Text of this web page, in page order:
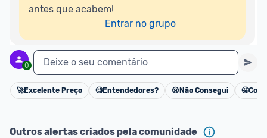
antes que acabem!
Entrar no grupo
0 Deixe o seu comentário
Cancelar
🚀Excelente Preço 🧐Entendedores? 😢 Não Consegui 🤩
Outros alertas criados pela comunidade